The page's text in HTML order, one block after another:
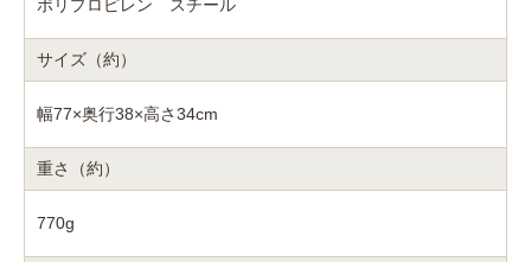
ポリプロピレン スチール
サイズ（約）
幅77×奥行38×高さ34cm
重さ（約）
770g